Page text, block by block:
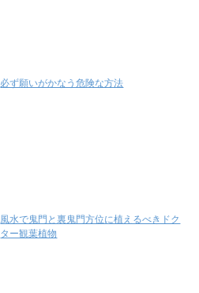
必ず願いがかなう危険な方法
風水で鬼門と裏鬼門方位に植えるべきドク
ター観葉植物